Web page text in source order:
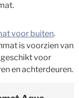
voor buiten.
is voorzien van
voor
en achterdeuren.